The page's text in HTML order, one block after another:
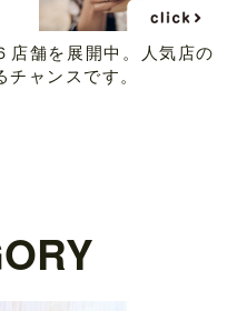
店舗を展開中。人気店の
ャンスです。